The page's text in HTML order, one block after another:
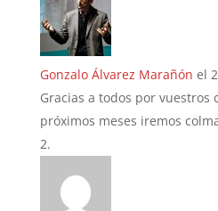
Gonzalo Álvarez Marañón el
Gracias a todos por vuestros
próximos meses iremos